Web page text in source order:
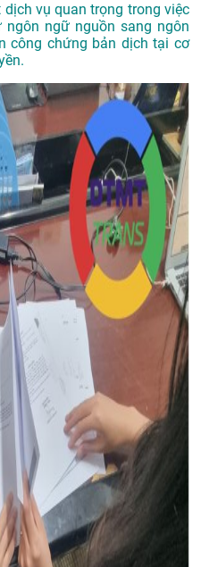
vụ quan trọng trong việc
ngữ nguồn sang ngôn
công chứng bản dịch tại cơ